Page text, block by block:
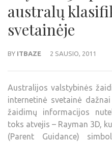
australų
svetainėje
BY ITBAZE 2 SAUSIO, 2011
Australijos valstybinės
internetinė svetainė
žaidimų informacijos
toks atvejis – Rayman 3D,
(Parent Guidance)